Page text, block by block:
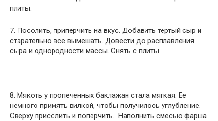
плиты.
7. Посолить, приперчить на вкус. Добавить тертый сыр и
старательно все вымешать. Довести до расплавления
сыра и однородности массы. Снять с плиты.
8. Мякоть у пропеченных баклажан стала мягкая. Ее
немного примять вилкой, чтобы получилось углубление.
Сверху присолить и поперчить. Наполнить смесью фарша